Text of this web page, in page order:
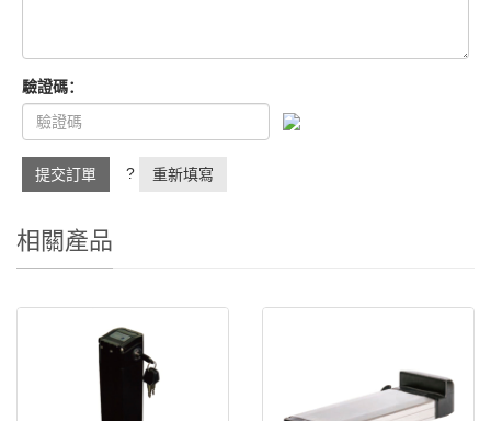
驗證碼：
提交訂單 ? 重新填寫
相關產品